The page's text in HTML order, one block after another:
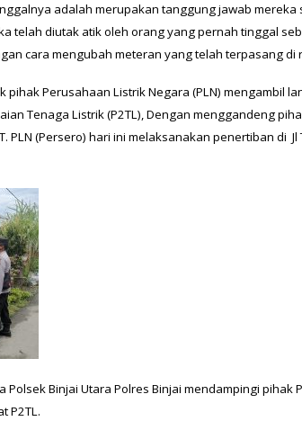
adalah merupakan tanggung jawab mereka
telah diutak atik oleh orang yang pernah tinggal
cara mengubah meteran yang telah terpasang di
pihak Perusahaan Listrik Negara (PLN) mengambil
Tenaga Listrik (P2TL), Dengan menggandeng
PLN (Persero) hari ini melaksanakan penertiban di Jl
Polsek Binjai Utara Polres Binjai mendampingi pihak
P2TL.